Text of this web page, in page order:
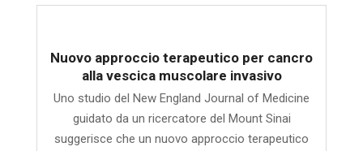
Nuovo approccio terapeutico per cancro
alla vescica muscolare invasivo
Uno studio del New England Journal of Medicine
guidato da un ricercatore del Mount Sinai
suggerisce che un nuovo approccio terapeutico